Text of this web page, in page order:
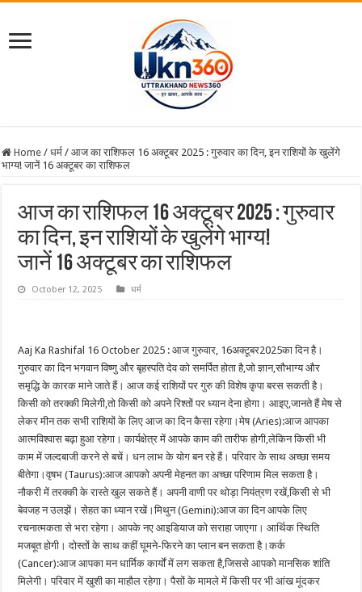
Home / धर्म / आज का राशिफल 16 अक्टूबर 2025 : गुरुवार का दिन, इन राशियों के खुलेंगे
भाग्य! जानें 16 अक्टूबर का राशिफल
आज का राशिफल 16 अक्टूबर 2025 : गुरुवार
का दिन, इन राशियों के खुलेंगे भाग्य!
जानें 16 अक्टूबर का राशिफल
October 12, 2025 धर्म
Aaj Ka Rashifal 16 October 2025 : आज गुरुवार, 16अक्टूबर2025का दिन है।
गुरुवार का दिन भगवान विष्णु और बृहस्पति देव को समर्पित होता है,जो ज्ञान,सौभाग्य और
समृद्धि के कारक माने जाते हैं। आज कई राशियों पर गुरु की विशेष कृपा बरस सकती है।
किसी को तरक्की मिलेगी,तो किसी को अपने रिश्तों पर ध्यान देना होगा। आइए,जानते हैं मेष से
लेकर मीन तक सभी राशियों के लिए आज का दिन कैसा रहेगा।मेष (Aries):आज आपका
आत्मविश्वास बढ़ा हुआ रहेगा। कार्यक्षेत्र में आपके काम की तारीफ होगी,लेकिन किसी भी
काम में जल्दबाजी करने से बचें। धन लाभ के योग बन रहे हैं। परिवार के साथ अच्छा समय
बीतेगा।वृषभ (Taurus):आज आपको अपनी मेहनत का अच्छा परिणाम मिल सकता है।
नौकरी में तरक्की के रास्ते खुल सकते हैं। अपनी वाणी पर थोड़ा नियंत्रण रखें,किसी से भी
बेवजह न उलझें। सेहत का ध्यान रखें।मिथुन (Gemini):आज का दिन आपके लिए
रचनात्मकता से भरा रहेगा। आपके नए आइडियाज को सराहा जाएगा। आर्थिक स्थिति
मजबूत होगी। दोस्तों के साथ कहीं घूमने-फिरने का प्लान बन सकता है।कर्क
(Cancer):आज आपका मन धार्मिक कार्यों में लग सकता है,जिससे आपको मानसिक शांति
मिलेगी। परिवार में खुशी का माहौल रहेगा। पैसों के मामले में किसी पर भी आंख मूंदकर